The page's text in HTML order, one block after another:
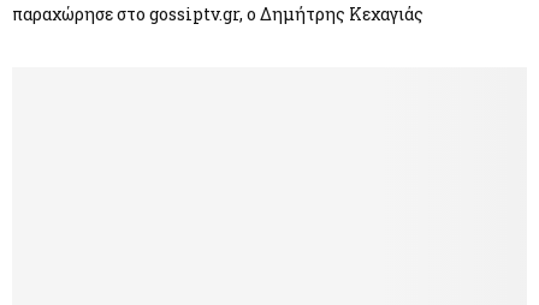
παραχώρησε στο gossiptv.gr, ο Δημήτρης Κεχαγιάς